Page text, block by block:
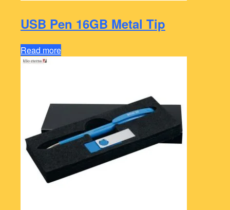
USB Pen 16GB Metal Tip
Read more